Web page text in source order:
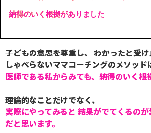
納得のいく根拠がありました
子どもの意思を尊重し、 わかったと受け
しゃべらないママコーチングのメソッド
医師である私からみても、納得のいく根
理論的なことだけでなく、
実際にやってみると 結果がでてくるの
だと思います。